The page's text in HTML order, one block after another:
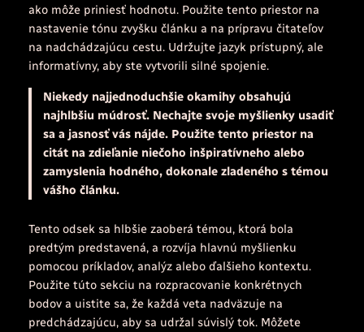
ako môže priniesť hodnotu. Použite tento priestor na
nastavenie tónu zvyšku článku a na prípravu čitateľov
na nadchádzajúcu cestu. Udržujte jazyk prístupný, ale
informatívny, aby ste vytvorili silné spojenie.
Niekedy najjednoduchšie okamihy obsahujú
najhlbšiu múdrosť. Nechajte svoje myšlienky usadiť
sa a jasnosť vás nájde. Použite tento priestor na
citát na zdieľanie niečoho inšpiratívneho alebo
zamyslenia hodného, dokonale zladeného s témou
vášho článku.
Tento odsek sa hlbšie zaoberá témou, ktorá bola
predtým predstavená, a rozvíja hlavnú myšlienku
pomocou príkladov, analýz alebo ďalšieho kontextu.
Použite túto sekciu na rozpracovanie konkrétnych
bodov a uistite sa, že každá veta nadväzuje na
predchádzajúcu, aby sa udržal súvislý tok. Môžete